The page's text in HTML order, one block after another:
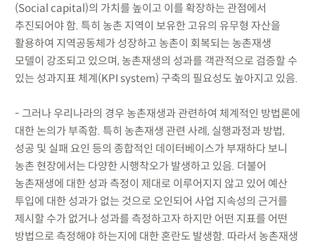
(Social capital)의 가치를 높이고 이를 확장하는 관점에서
추진되어야 함. 특히 농촌 지역이 보유한 고유의 유무형 자산을
활용하여 지역공동체가 성장하고 농촌이 회복되는 농촌재생
모델이 강조되고 있으며, 농촌재생의 성과를 객관적으로 검증할 수
있는 성과지표 체계(KPI system) 구축의 필요성도 높아지고 있음.
- 그러나 우리나라의 경우 농촌재생과 관련하여 체계적인 방법론에
대한 논의가 부족함. 특히 농촌재생 관련 사례, 실행과정과 방법,
성공 및 실패 요인 등의 종합적인 데이터베이스가 부재하다 보니
농촌 현장에서는 다양한 시행착오가 발생하고 있음. 더불어
농촌재생에 대한 성과 측정이 제대로 이루어지지 않고 있어 예산
투입에 대한 성과가 없는 것으로 오인되어 사업 지속성의 근거를
제시할 수가 없거나 성과를 측정하고자 하지만 어떤 지표를 어떤
방법으로 측정해야 하는지에 대한 혼란도 발생함. 따라서 농촌재생